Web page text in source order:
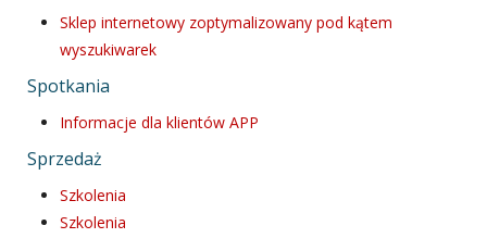
Sklep internetowy zoptymalizowany pod kątem
wyszukiwarek
Spotkania
Informacje dla klientów APP
Sprzedaż
Szkolenia
Szkolenia